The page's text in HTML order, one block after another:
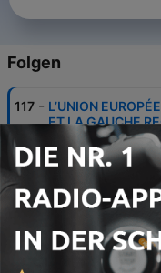
Folgen
117 - L’UNION
ET LA GAUCHE
23 Aug. 2025
116
LA FABRIQUE
militarisé - Claude
22 Aug. 2025
115 -
MOURIR POUR
obsessionnelle